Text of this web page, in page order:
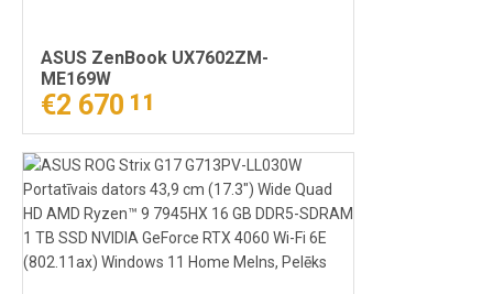
ASUS ZenBook UX7602ZM-
ME169W
€2 670 11